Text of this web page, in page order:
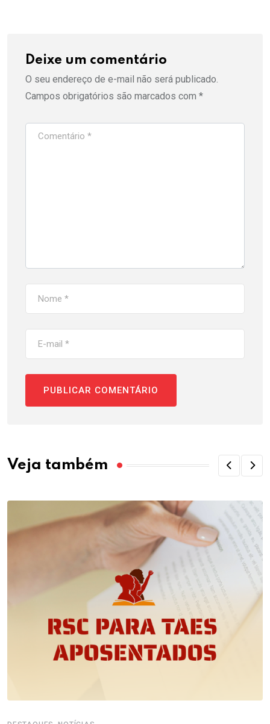
Deixe um comentário
O seu endereço de e-mail não será publicado.
Campos obrigatórios são marcados com *
Veja também